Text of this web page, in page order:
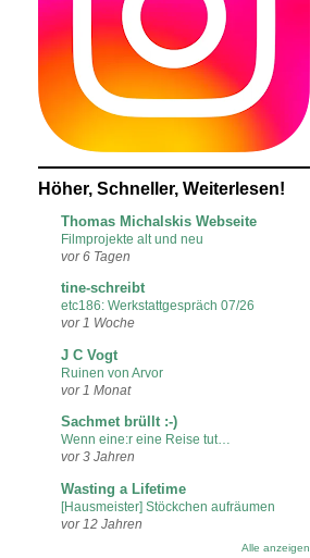
Höher, Schneller, Weiterlesen!
Thomas Michalskis Webseite
Filmprojekte alt und neu
vor 6 Tagen
tine-schreibt
etc186: Werkstattgespräch 07/26
vor 1 Woche
J C Vogt
Ruinen von Arvor
vor 1 Monat
Sachmet brüllt :-)
Wenn eine:r eine Reise tut…
vor 3 Jahren
Wasting a Lifetime
[Hausmeister] Stöckchen aufräumen
vor 12 Jahren
Alle anzeigen